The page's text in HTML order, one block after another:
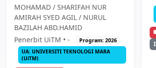
MOHAMAD / SHARIFAH NUR
AMIRAH SYED AGIL / NURUL
BAZILAH ABD.HAMID
Penerbit UiTM • -
Program: 2026
UA: UNIVERSITI TEKNOLOGI MARA
(UiTM)